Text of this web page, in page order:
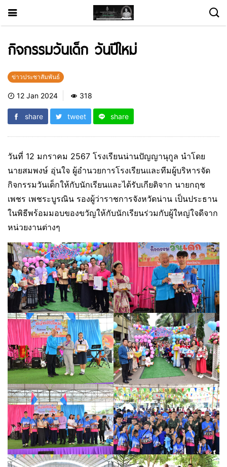
กิจกรรมวันเด็ก วันปีใหม่
ข่าวประชาสัมพันธ์
12 Jan 2024 318
share tweet share
วันที่ 12 มกราคม 2567 โรงเรียนน่านปัญญานุกูล นำโดย
นายสมพงษ์ อุ่นใจ ผู้อำนวยการโรงเรียนและทีมผู้บริหารจัด
กิจกรรมวันเด็กให้กับนักเรียนและได้รับเกียติจาก นายกฤช
เพชร เพชระบูรณิน รองผู้ว่าราชการจังหวัดน่าน เป็นประธาน
ในพิธีพร้อมมอบของขวัญให้กับนักเรียนร่วมกับผู้ใหญ่ใจดีจาก
หน่วยงานต่างๆ